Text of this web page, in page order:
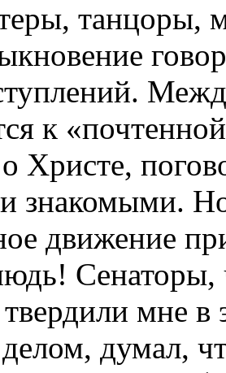
танцоры,
к
Христе,
знакомыми. Но
движение
Сенаторы,
мне
думал,